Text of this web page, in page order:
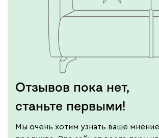
Отзывов пока нет,
станьте первыми!
Мы очень хотим узнать ваше